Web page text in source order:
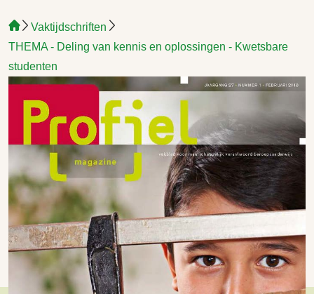
Vaktijdschriften
THEMA - Deling van kennis en oplossingen - Kwetsbare
studenten